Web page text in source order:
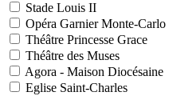
Stade Louis II
Opéra Garnier Monte-Carlo
Théâtre Princesse Grace
Théâtre des Muses
Agora - Maison Diocésaine
Eglise Saint-Charles